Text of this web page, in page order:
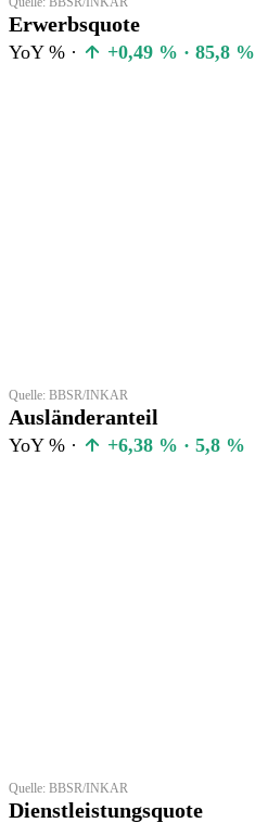
Erwerbsquote
YoY % · +0,49 % · 85,8 %
Quelle: BBSR/INKAR
Ausländeranteil
YoY % · +6,38 % · 5,8 %
Quelle: BBSR/INKAR
Dienstleistungsquote